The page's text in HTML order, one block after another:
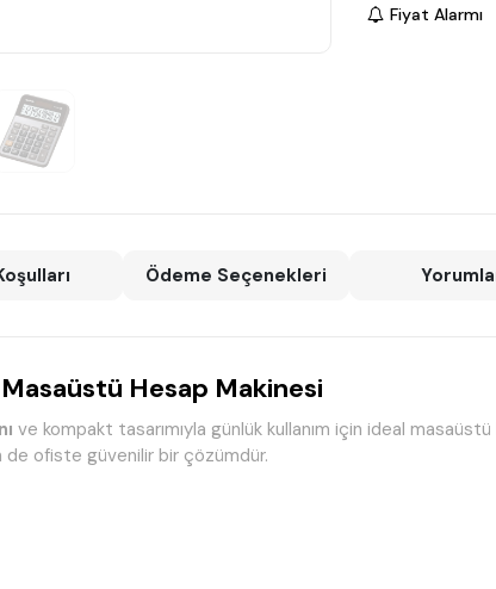
Fiyat Alarmı
Ödeme Seçenekleri
Masaüstü Hesap Makinesi
ve kompakt tasarımıyla günlük kullanım için ideal
de ofiste güvenilir bir çözümdür.